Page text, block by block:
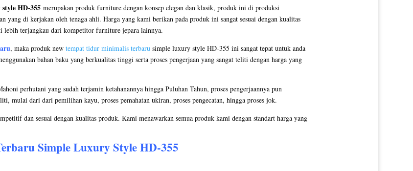
HD-355 merupakan produk furniture dengan konsep elegan dan klasik, produk ini di produksi
yang di kerjakan oleh tenaga ahli. Harga yang kami berikan pada produk ini sangat sesuai dengan kualitas
terjangkau dari kompetitor furniture jepara lainnya.
, maka produk new tempat tidur minimalis terbaru simple luxury style HD-355 ini sangat tepat untuk anda
bahan baku yang berkualitas tinggi serta proses pengerjaan yang sangat teliti dengan harga yang
perhutani yang sudah terjamin ketahanannya hingga Puluhan Tahun, proses pengerjaannya pun
mulai dari dari pemilihan kayu, proses pemahatan ukiran, proses pengecatan, hingga proses jok.
dan sesuai dengan kualitas produk. Kami menawarkan semua produk kami dengan standart harga yang
Simple Luxury Style HD-355